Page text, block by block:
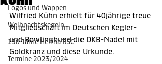
Logos und Wappen
Weihnachtskegeln
130 Jahre Hertha BSC
Termine 2023/2024
Wilfried Kühn erhielt für 40jährige treue
Mitgliedschaft im Deutschen Kegler-
und Bowlingbund die DKB-Nadel mit
Goldkranz und diese Urkunde.